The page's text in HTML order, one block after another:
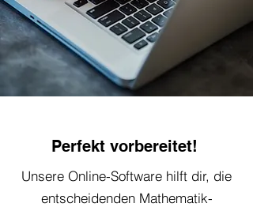
Perfekt vorbereitet!
Unsere Online-Software hilft dir, die
entscheidenden Mathematik-